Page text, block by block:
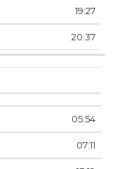
19:27
20:37
05:54
07:11